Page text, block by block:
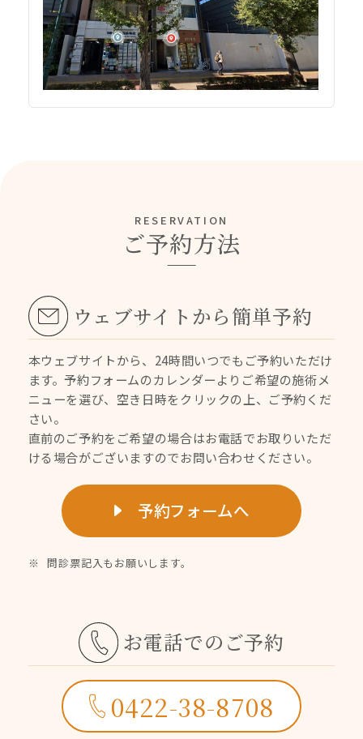
RESERVATION
ご予約方法
ウェブサイトから簡単予約
本ウェブサイトから、24時間いつでもご予約いただけ
ます。予約フォームのカレンダーよりご希望の施術メ
ニューを選び、空き日時をクリックの上、ご予約くだ
さい。
直前のご予約をご希望の場合はお電話でお取りいただ
ける場合がございますのでお問い合わせください。
予約フォームへ
問診票記入もお願いします。
お電話でのご予約
0422-38-8708